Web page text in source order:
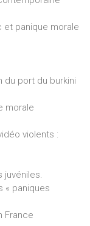
et panique morale
du port du burkini
morale
violents :
« paniques
France